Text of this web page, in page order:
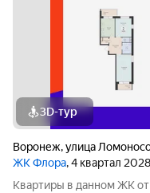
3D-тур
Воронеж,улица
ЖК Флора, 4 квартал 2028
Квартиры в данном ЖК от